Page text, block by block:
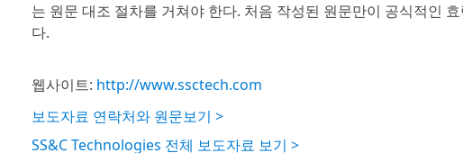
는 원문 대조 절차를 거쳐야 한다. 처음 작성된 원문만이 공식적인
다.
웹사이트: http://www.ssctech.com
보도자료 연락처와 원문보기 >
SS&C Technologies 전체 보도자료 보기 >